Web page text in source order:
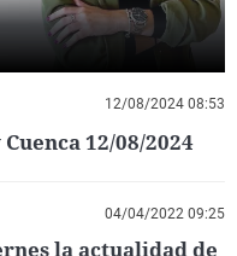
12/08/2024 08:53
12/08/2024
04/04/2022 09:25
la actualidad de